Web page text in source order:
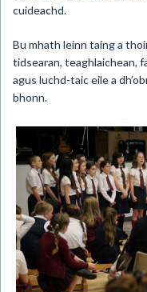
cuideachd.
Bu mhath leinn taing a
tidsearan, teaghlaichean,
agus luchd-taic eile a
bhonn.